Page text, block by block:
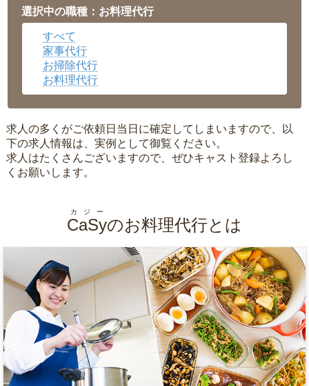
岡山県▼
広島県▼
沖縄県
選択中の職種：お料理代行
すべて
家事代行
お掃除代行
お料理代行
求人の多くがご依頼日当日に確定してしまいますので、以
下の求人情報は、実例として御覧ください。
求人はたくさんございますので、ぜひキャスト登録よろし
くお願いします。
CaSy
カジー
のお料理代行とは